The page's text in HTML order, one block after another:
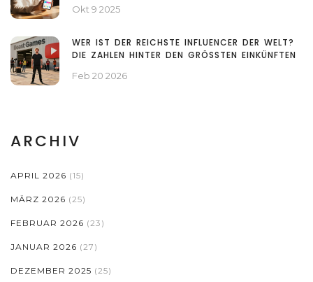
Okt 9 2025
WER IST DER REICHSTE INFLUENCER DER WELT?
DIE ZAHLEN HINTER DEN GRÖSSTEN EINKÜNFTEN
Feb 20 2026
ARCHIV
APRIL 2026 (15)
MÄRZ 2026 (25)
FEBRUAR 2026 (23)
JANUAR 2026 (27)
DEZEMBER 2025 (25)